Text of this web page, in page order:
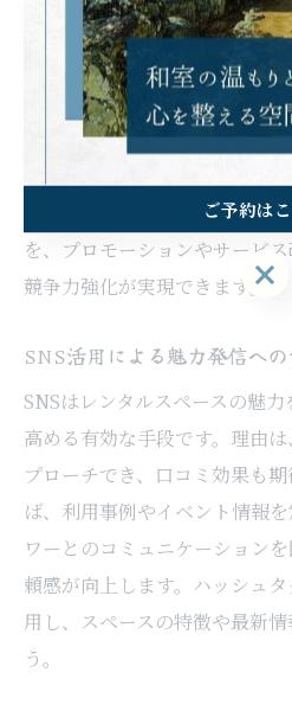
予約管理の自動化により、24
客の利便性が大幅に向上しま
りこぼしを防ぎ、新規顧客の
す。例えば、オンラインでの
ート利用にもつながります。
を、プロモーションやサービス
競争力強化が実現できます。
SNS活用による魅力発信へ
SNSはレンタルスペースの魅
高める有効な手段です。理由
プローチでき、口コミ効果も
ば、利用事例やイベント情報
ワーとのコミュニケーション
頼感が向上します。ハッシュ
用し、スペースの特徴や最新
う。
ご予約は
ご予約は